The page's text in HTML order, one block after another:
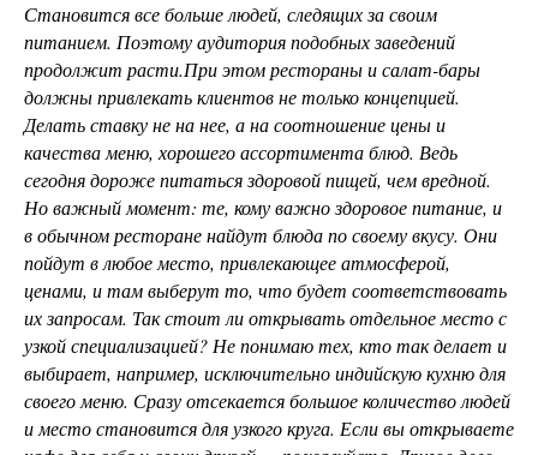
Становится все больше людей, следящих за своим
питанием. Поэтому аудитория подобных заведений
продолжит расти.При этом рестораны и салат-бары
должны привлекать клиентов не только концепцией.
Делать ставку не на нее, а на соотношение цены и
качества меню, хорошего ассортимента блюд. Ведь
сегодня дороже питаться здоровой пищей, чем вредной.
Но важный момент: те, кому важно здоровое питание, и
в обычном ресторане найдут блюда по своему вкусу. Они
пойдут в любое место, привлекающее атмосферой,
ценами, и там выберут то, что будет соответствовать
их запросам. Так стоит ли открывать отдельное место с
узкой специализацией? Не понимаю тех, кто так делает и
выбирает, например, исключительно индийскую кухню для
своего меню. Сразу отсекается большое количество людей
и место становится для узкого круга. Если вы открываете